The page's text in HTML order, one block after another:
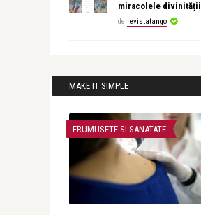
miracolele divinității
de revistatango
MAKE IT SIMPLE
FRUMUSETE SI SANATATE